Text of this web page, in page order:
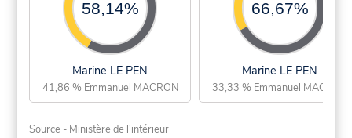
58,14%
Marine LE PEN
41,86 % Emmanuel MACRON
66,67%
Marine LE PEN
33,33 % Emmanuel MACRON
Source - Ministère de l'intérieur